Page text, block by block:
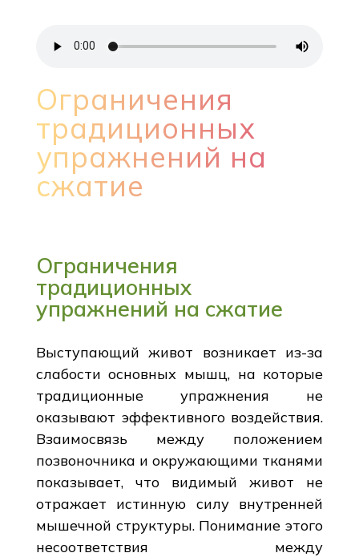
Ограничения
традиционных
упражнений на
сжатие
Ограничения
традиционных
упражнений на сжатие
Выступающий живот возникает из-за
слабости основных мышц, на которые
традиционные упражнения не
оказывают эффективного воздействия.
Взаимосвязь между положением
позвоночника и окружающими тканями
показывает, что видимый живот не
отражает истинную силу внутренней
мышечной структуры. Понимание этого
несоответствия между